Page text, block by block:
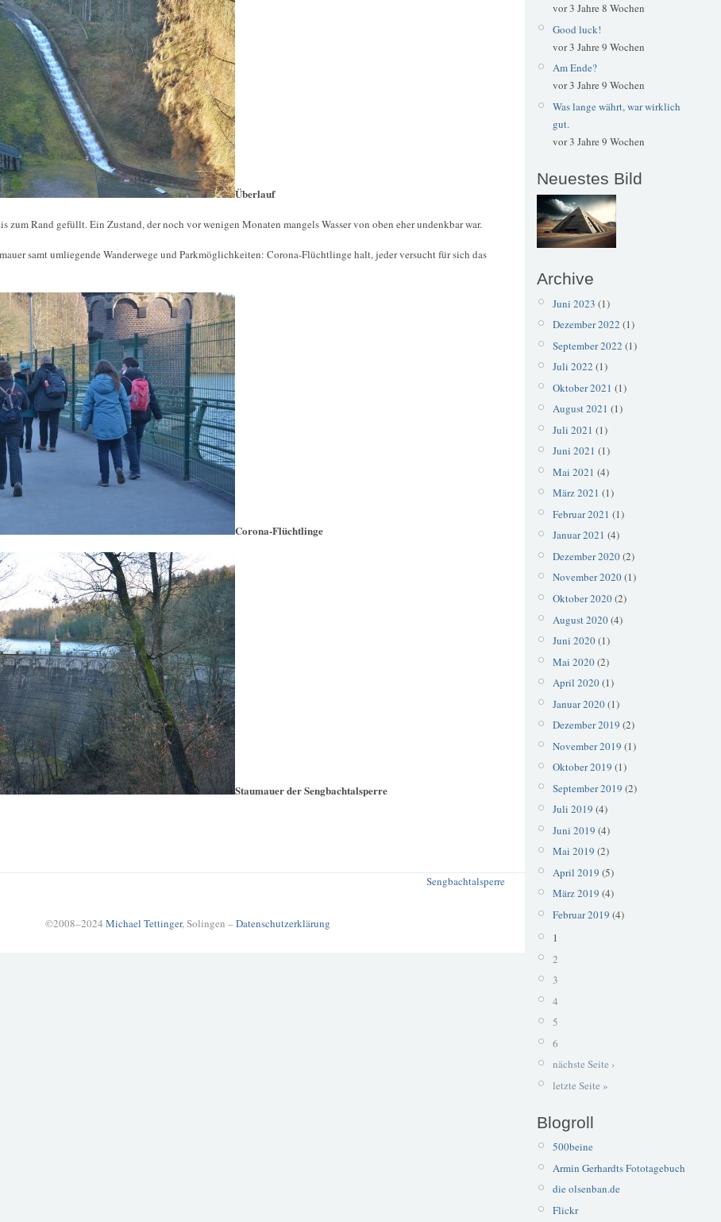
Überlauf
zum Rand gefüllt. Ein Zustand, der noch vor wenigen Monaten mangels Wasser von oben eher undenkbar war.
samt umliegende Wanderwege und Parkmöglichkeiten: Corona-Flüchtlinge halt, jeder versucht für sich das
Corona-Flüchtlinge
Staumauer der Sengbachtalsperre
Sengbachtalsperre
©2008–2024 Michael Tettinger, Solingen –Datenschutzerklärung
vor 3 Jahre 8 Wochen
Good luck!
vor 3 Jahre 9 Wochen
Am Ende?
vor 3 Jahre 9 Wochen
Was lange währt, war wirklich
gut.
vor 3 Jahre 9 Wochen
Neuestes Bild
Archive
Juni 2023 (1)
Dezember 2022 (1)
September 2022 (1)
Juli 2022 (1)
Oktober 2021 (1)
August 2021 (1)
Juli 2021 (1)
Juni 2021 (1)
Mai 2021 (4)
März 2021 (1)
Februar 2021 (1)
Januar 2021 (4)
Dezember 2020(2)
November 2020(1)
Oktober 2020(2)
August 2020(4)
Juni 2020(1)
Mai 2020(2)
April 2020(1)
Januar 2020(1)
Dezember 2019 (2)
November 2019 (1)
Oktober 2019 (1)
September 2019 (2)
Juli 2019 (4)
Juni 2019 (4)
Mai 2019 (2)
April 2019 (5)
März 2019 (4)
Februar 2019 (4)
1
2
3
4
5
6
nächste Seite ›
letzte Seite »
Blogroll
500beine
Armin Gerhardts Fototagebuch
die olsenban.de
Flickr